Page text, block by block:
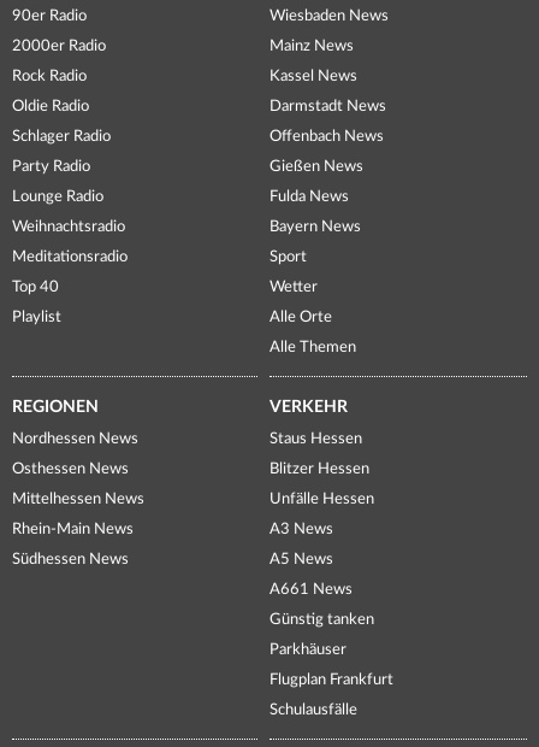
90er Radio
2000er Radio
Rock Radio
Oldie Radio
Schlager Radio
Party Radio
Lounge Radio
Weihnachtsradio
Meditationsradio
Top 40
Playlist
Wiesbaden News
Mainz News
Kassel News
Darmstadt News
Offenbach News
Gießen News
Fulda News
Bayern News
Sport
Wetter
Alle Orte
Alle Themen
REGIONEN
Nordhessen News
Osthessen News
Mittelhessen News
Rhein-Main News
Südhessen News
VERKEHR
Staus Hessen
Blitzer Hessen
Unfälle Hessen
A3 News
A5 News
A661 News
Günstig tanken
Parkhäuser
Flugplan Frankfurt
Schulausfälle